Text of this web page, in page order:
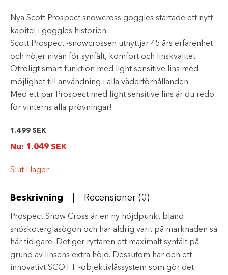
Nya Scott Prospect snowcross goggles startade ett nytt
kapitel i goggles historien.
Scott Prospect -snowcrossen utnyttjar 45 års erfarenhet
och höjer nivån för synfält, komfort och linskvalitet.
Otroligt smart funktion med light sensitive lins med
möjlighet till användning i alla väderförhållanden.
Med ett par Prospect med light sensitive lins är du redo
för vinterns alla prövningar!
1.499 SEK
Nu: 1.049 SEK
Slut i lager
Beskrivning Recensioner (0)
Prospect Snow Cross är en ny höjdpunkt bland
snöskoterglasögon och har aldrig varit på marknaden så
här tidigare. Det ger ryttaren ett maximalt synfält på
grund av linsens extra höjd. Dessutom har den ett
innovativt SCOTT -objektivlåssystem som gör det